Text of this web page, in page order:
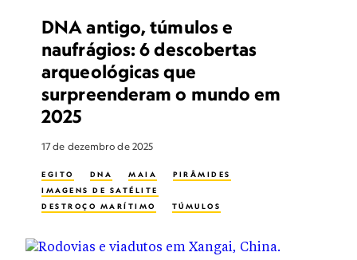
DNA antigo, túmulos e
naufrágios: 6 descobertas
arqueológicas que
surpreenderam o mundo em
2025
17 de dezembro de 2025
EGITO DNA MAIA
PIRÂMIDES
IMAGENS DE SATÉLITE
DESTROÇO MARÍTIMO
TÚMULOS